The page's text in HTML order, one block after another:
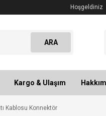
Hoşgeldiniz
ARA
Kargo & Ulaşım
Kablosu Konnektör